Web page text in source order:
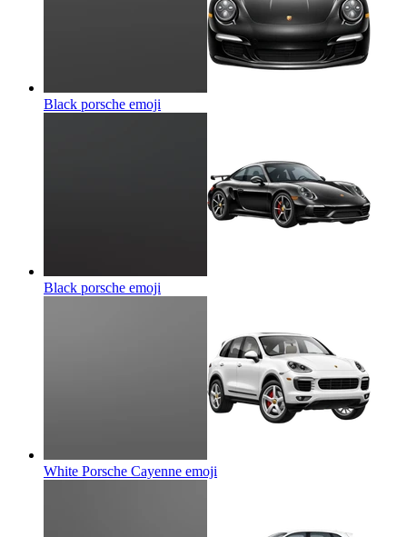
Black porsche emoji
Black porsche emoji
White Porsche Cayenne emoji